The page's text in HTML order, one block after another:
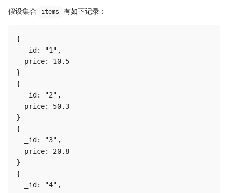
假设集合 items 有如下记录：
{
  _id: "1",
  price: 10.5
}
{
  _id: "2",
  price: 50.3
}
{
  _id: "3",
  price: 20.8
}
{
  _id: "4",